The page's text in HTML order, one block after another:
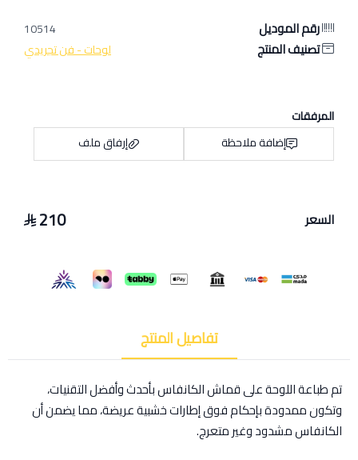
رقم الموديل 10514
تصنيف المنتج لوحات - فن تجريدي
المرفقات
إضافة ملاحظة
إرفاق ملف
السعر 210
تفاصيل المنتج
تم طباعة اللوحة على قماش الكانفاس بأحدث وأفضل التقنيات،
وتكون ممدودة بإحكام فوق إطارات خشبية عريضة، مما يضمن أن
الكانفاس مشدود وغير متعرج.